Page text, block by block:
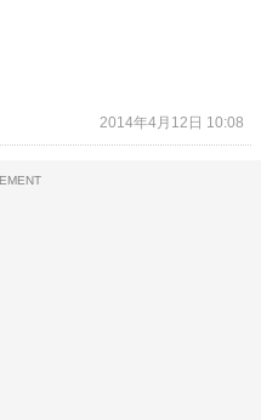
2014年4月12日 10:08